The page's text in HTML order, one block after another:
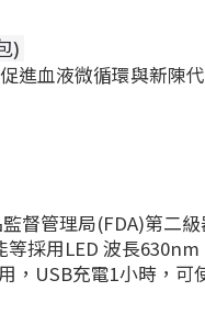
)
血液微循環與新陳
督管理局(FDA)第二
採用LED 波長
USB充電1小時，可